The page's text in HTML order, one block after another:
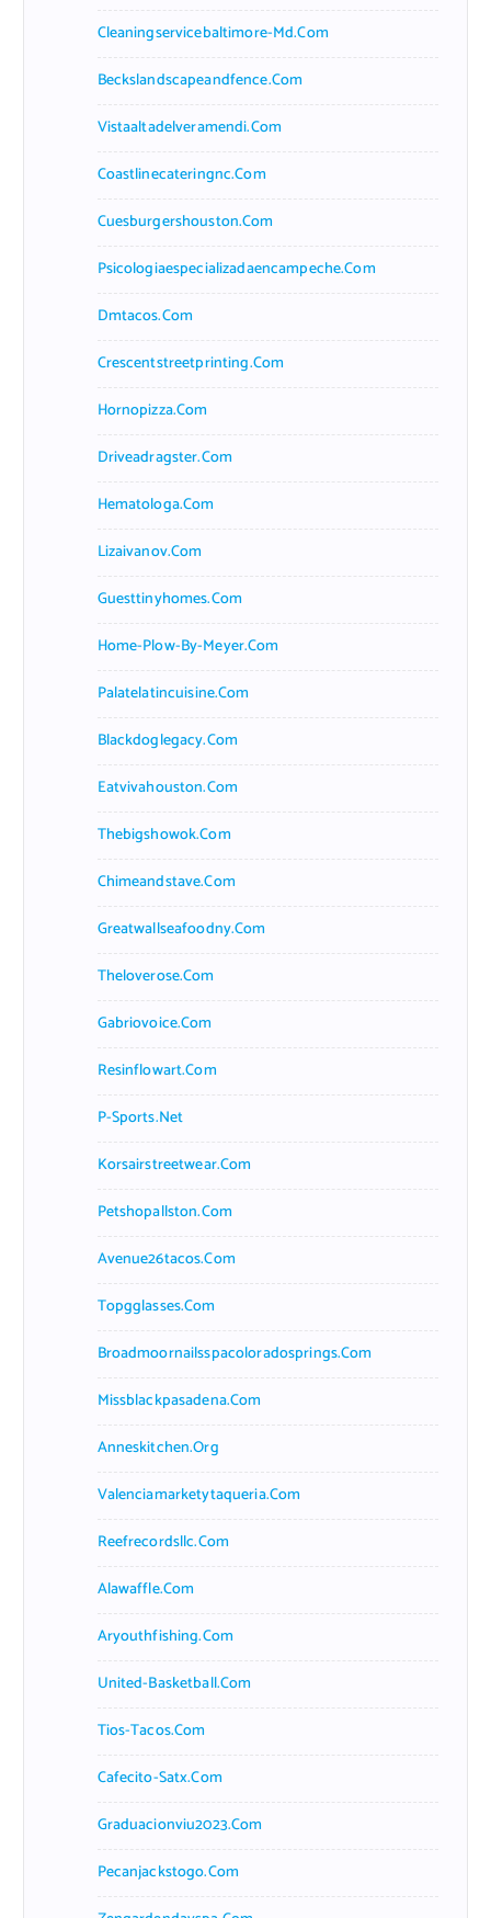
Cleaningservicebaltimore-Md.com
Beckslandscapeandfence.com
Vistaaltadelveramendi.com
Coastlinecateringnc.com
Cuesburgershouston.com
Psicologiaespecializadaencampeche.com
Dmtacos.com
Crescentstreetprinting.com
Hornopizza.com
Driveadragster.com
Hematologa.com
Lizaivanov.com
Guesttinyhomes.com
Home-Plow-By-Meyer.com
Palatelatincuisine.com
Blackdoglegacy.com
Eatvivahouston.com
Thebigshowok.com
Chimeandstave.com
Greatwallseafoodny.com
Theloverose.com
Gabriovoice.com
Resinflowart.com
P-Sports.net
Korsairstreetwear.com
Petshopallston.com
Avenue26tacos.com
Topgglasses.com
Broadmoornailsspacoloradosprings.com
Missblackpasadena.com
Anneskitchen.org
Valenciamarketytaqueria.com
Reefrecordsllc.com
Alawaffle.com
Aryouthfishing.com
United-Basketball.com
Tios-Tacos.com
Cafecito-Satx.com
Graduacionviu2023.com
Pecanjackstogo.com